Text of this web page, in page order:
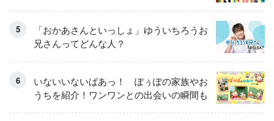
「おかあさんといっしょ」ゆういちろうお
兄さんってどんな人？
いないいないばあっ！ ぽぅぽの家族やお
うちを紹介！ワンワンとの出会いの瞬間も